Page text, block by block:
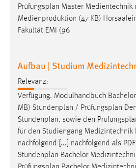
Prüfungsplan Master Medientechnik
Medienproduktion (47 KB)
Fakultät EMI (96
Aufbau | Studium
Relevanz:
Verfügung. Modulhandbuch
MB) Stundenplan / Prüfungsplan
Stundenplan, sowie den
für den Studiengang Medizintechnik
nachfolgend [...] nachfolgend als
Stundenplan Bachelor